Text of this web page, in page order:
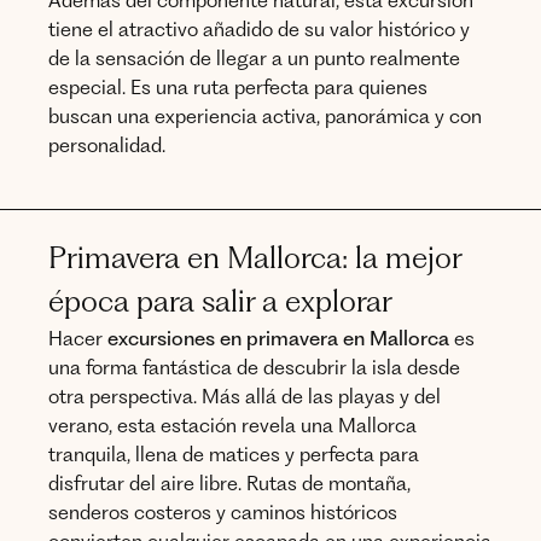
tiene el atractivo añadido de su valor histórico y
de la sensación de llegar a un punto realmente
especial. Es una ruta perfecta para quienes
buscan una experiencia activa, panorámica y con
personalidad.
Primavera en Mallorca: la mejor
época para salir a explorar
Hacer excursiones en primavera en Mallorca es
una forma fantástica de descubrir la isla desde
otra perspectiva. Más allá de las playas y del
verano, esta estación revela una Mallorca
tranquila, llena de matices y perfecta para
disfrutar del aire libre. Rutas de montaña,
senderos costeros y caminos históricos